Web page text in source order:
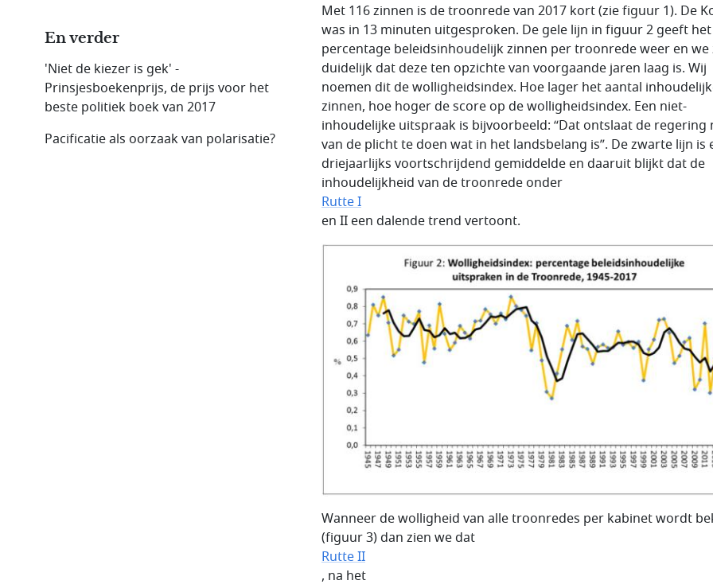
Met 116 zinnen is de troonrede van 2017 kort (zie figuur 1). De
was in 13 minuten uitgesproken. De gele lijn in figuur 2 geeft het
percentage beleidsinhoudelijk zinnen per troonrede weer en we
duidelijk dat deze ten opzichte van voorgaande jaren laag is. Wij
noemen dit de wolligheidsindex. Hoe lager het aantal
zinnen, hoe hoger de score op de wolligheidsindex. Een niet-
inhoudelijke uitspraak is bijvoorbeeld: “Dat ontslaat de regering
van de plicht te doen wat in het landsbelang is”. De zwarte lijn is
driejaarlijks voortschrijdend gemiddelde en daaruit blijkt dat de
inhoudelijkheid van de troonrede onder
Rutte I
en II een dalende trend vertoont.
Wanneer de wolligheid van alle troonredes per kabinet wordt
(figuur 3) dan zien we dat
Rutte II
, na het
En verder
'Niet de kiezer is gek' -
Prinsjesboekenprijs, de prijs voor het
beste politiek boek van 2017
Pacificatie als oorzaak van polarisatie?